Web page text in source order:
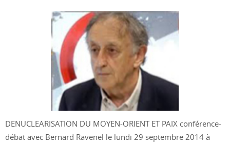
DENUCLEARISATION DU MOYEN-ORIENT ET PAIX conférence-
débat avec Bernard Ravenel le lundi 29 septembre 2014 à